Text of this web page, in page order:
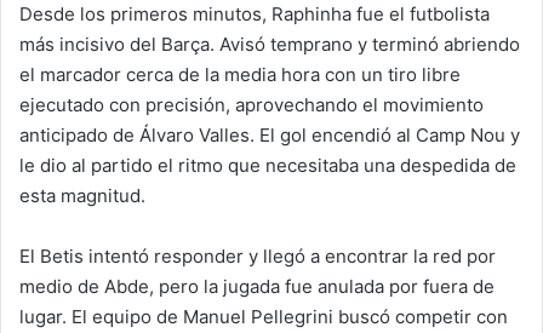
Desde los primeros minutos, Raphinha fue el futbolista
más incisivo del Barça. Avisó temprano y terminó abriendo
el marcador cerca de la media hora con un tiro libre
ejecutado con precisión, aprovechando el movimiento
anticipado de Álvaro Valles. El gol encendió al Camp Nou y
le dio al partido el ritmo que necesitaba una despedida de
esta magnitud.
El Betis intentó responder y llegó a encontrar la red por
medio de Abde, pero la jugada fue anulada por fuera de
lugar. El equipo de Manuel Pellegrini buscó competir con